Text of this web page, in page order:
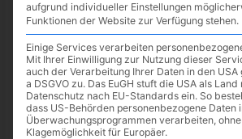
aufgrund individueller Einstellungen
Funktionen der Website zur Verfügung stehen.
Einige Services verarbeiten
Mit Ihrer Einwilligung zur Nutzung dieser
auch der Verarbeitung Ihrer Daten in den USA
a DSGVO zu. Das EuGH stuft die USA als
Datenschutz nach EU-Standards ein. So
dass US-Behörden personenbezogene Daten
Überwachungsprogrammen verarbeiten,
Klagemöglichkeit für Europäer.